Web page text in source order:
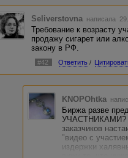
Seliverstovna написала
Требование к возрасту
продажу сигарет или
закону в РФ.
#42 Ответить /
KNOPOhtka
Биржа разве
УЧАСТНИКАМИ?
заказчиков
"видео с
издержки